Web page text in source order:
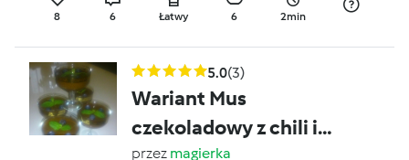
8 6 Łatwy 6 2min
5.0(3)
Wariant Mus
czekoladowy z chili i
przez magierka